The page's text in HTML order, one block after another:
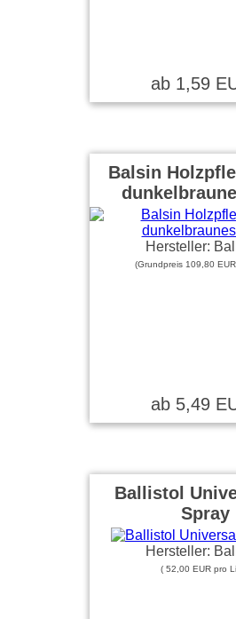
ab 1,59
Balsin
Hersteller:
(Grundpreis 109,80
ab 5,49
Ballistol
Spray
Hersteller:
( 52,00 EUR pro